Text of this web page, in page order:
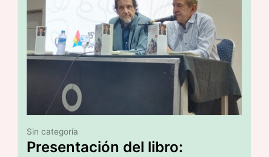
Presentación del libro:
Sin categoría